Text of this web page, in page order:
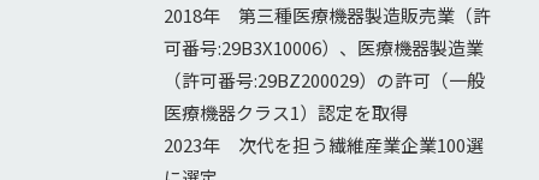
2018年 第三種医療機器製造販売業（許
可番号:29B3X10006）、医療機器製造業
（許可番号:29BZ200029）の許可（一般
医療機器クラス1）認定を取得
2023年 次代を担う繊維産業企業100選